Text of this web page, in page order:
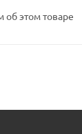
этом товаре